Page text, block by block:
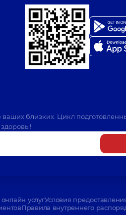
близких. Цикл
услугУсловия
Правила внутреннего